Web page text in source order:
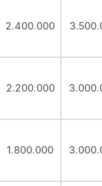
2.400.000
2.200.000
1.800.000